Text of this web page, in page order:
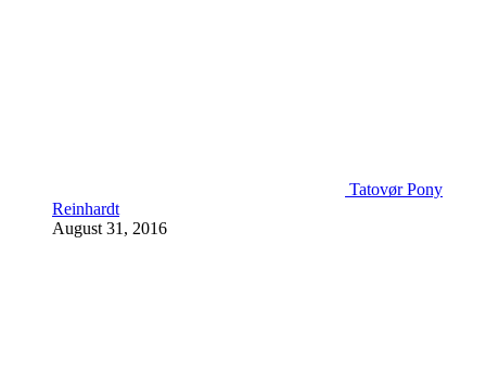
Tatovør Pony
Reinhardt
August 31, 2016